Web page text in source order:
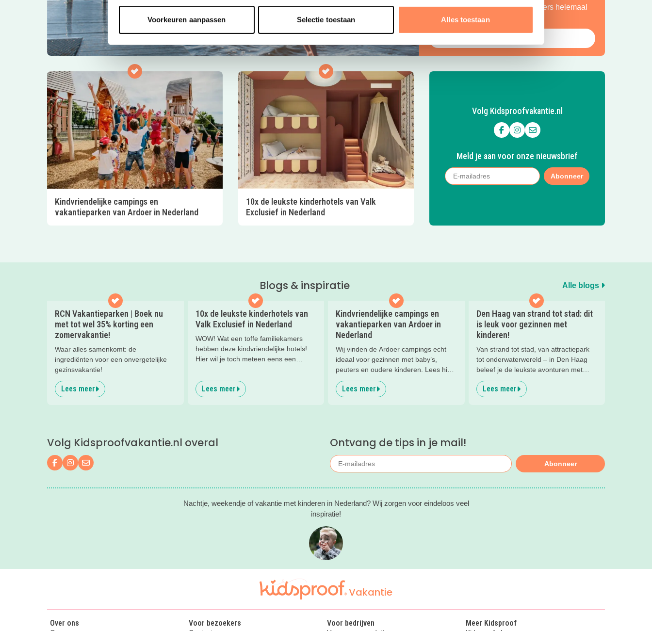
Voorkeuren aanpassen Selectie toestaan Alles toestaan
ontdekkers én een plek waar ouders helemaal
tot rust komen.
Kindvriendelijke campings en
vakantieparken van Ardoer in Nederland
10x de leukste kinderhotels van Valk
Exclusief in Nederland
Volg Kidsproofvakantie.nl
Volg ons op Facebook
Volg ons op Instagram
Mail ons
Meld je aan voor onze nieuwsbrief
Abonneer
Blogs & inspiratie Alle blogs
RCN Vakantieparken | Boek nu
met tot wel 35% korting een
zomervakantie!
Waar alles samenkomt: de
ingrediënten voor een onvergetelijke
gezinsvakantie!
Lees meer
10x de leukste kinderhotels van
Valk Exclusief in Nederland
WOW! Wat een toffe familiekamers
hebben deze kindvriendelijke hotels!
Hier wil je toch meteen eens een
kinderhotels van Valk Exclusief en boek
een heerlijk nachtje weg met je
kind(eren).
Lees meer
Kindvriendelijke campings en
vakantieparken van Ardoer in
Nederland
Wij vinden de Ardoer campings echt
ideaal voor gezinnen met baby’s,
peuters en oudere kinderen. Lees hier
waarom!
Lees meer
Den Haag van strand tot stad: dit
is leuk voor gezinnen met
kinderen!
Van strand tot stad, van attractiepark
tot onderwaterwereld – in Den Haag
beleef je de leukste avonturen met
kinderen. En tussendoor? Even
ontspannen met een lekkere lunch op
Lees meer
Volg Kidsproofvakantie.nl overal
Volg ons op Facebook
Volg ons op Instagram
Mail ons
Ontvang de tips in je mail!
Abonneer
Nachtje, weekendje of vakantie met kinderen in Nederland? Wij zorgen voor eindeloos veel
inspiratie!
Vakantie
Over ons Voor bezoekers Voor bedrijven Meer Kidsproof